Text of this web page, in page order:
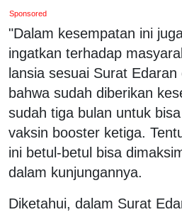
Sponsored
"Dalam kesempatan ini
ingatkan terhadap
lansia sesuai Surat
bahwa sudah diberikan
sudah tiga bulan untuk
vaksin booster ketiga.
ini betul-betul bisa
dalam kunjungannya.
Diketahui, dalam Surat